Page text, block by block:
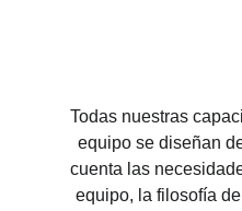
Todas nuestras
equipo se diseñan
cuenta las
equipo, la filosofía